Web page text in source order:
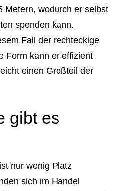
Metern, wodurch er selbst
spenden kann.
Fall der rechteckige
Form kann er effizient
einen Großteil der
gibt es
nur wenig Platz
sich im Handel